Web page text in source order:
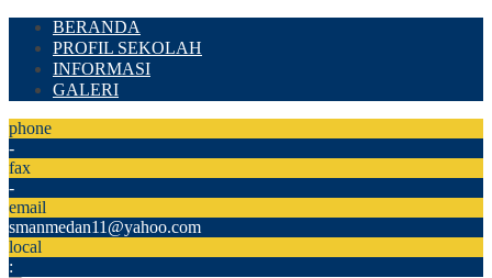
BERANDA
PROFIL SEKOLAH
INFORMASI
GALERI
phone
-
fax
-
email
smanmedan11@yahoo.com
local
: